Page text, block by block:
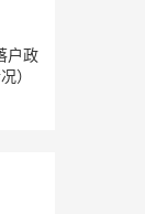
户政
）